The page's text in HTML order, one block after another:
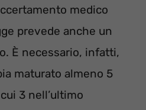
medico
prevede anche un
È necessario, infatti,
maturato almeno 5
3 nell’ultimo